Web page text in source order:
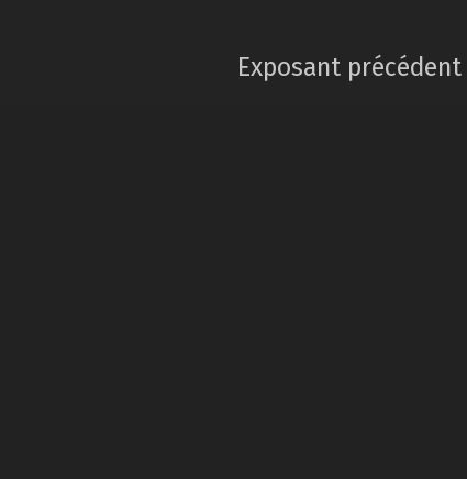
Exposant précédent